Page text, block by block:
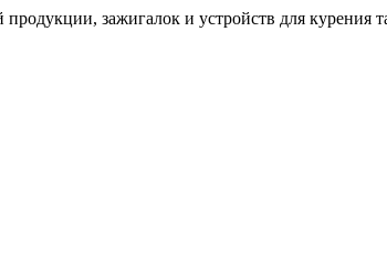
зажигалок и устройств для курения